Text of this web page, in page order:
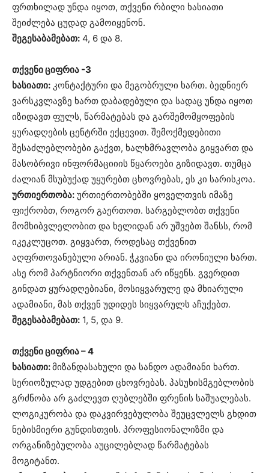
ფრთხილად უნდა იყოთ, თქვენი რბილი ხასიათი
შეიძლება ცუდად გამოიყენონ.
შეგესაბამებათ: 4, 6 და 8.
თქვენი ციფრია -3
ხასიათი: კონტაქტური და მეგობრული ხართ. ბედნიერ
ვარსკვლავზე ხართ დაბადებული და სადაც უნდა იყოთ
იზიდავთ ფულს, წარმატებას და გარშემომყოფების
ყურადღების ცენტრში ექცევით. შემოქმედებითი
შესაძლებლობები გაქვთ, ხალხმრავლობა გიყვართ და
მასობრივი ინფორმაციიის წყაროები გიზიდავთ. თუმცა
ძალიან მსუბუქად უყურებთ ცხოვრებას, ეს კი სარისკოა.
ურთიერთობა: ურთიერთობებში ყოველთვის იმაზე
ფიქრობთ, როგორ გაერთოთ. სარგებლობთ თქვენი
მომხიბვლელობით და ხელიდან არ უშვებთ შანსს, რომ
იკეკლუცოთ. გიყვართ, როდესაც თქვენით
აღფრთოვანებული არიან. ჭკვიანი და ირონიული ხართ.
ასე რომ პარტნიორი თქვენთან არ იწყენს. გვერდით
გინდათ ყურადღებიანი, მოსიყვარულე და მხიარული
ადამიანი, მას თქვენ უდიდეს სიყვარულს აჩუქებთ.
შეგესაბამებათ: 1, 5, და 9.
თქვენი ციფრია – 4
ხასიათი:მიზანდასახული და სანდო ადამიანი ხართ.
სერიოზულად უდგებით ცხოვრებას. პასუხისმგებლობის
გრძნობა არ გაძლევთ ღუბლებში ფრენის საშუალებას.
ლოგიკურობა და დაკვირვებულობა შეუცვლელს გხდით
ნებისმიერი გუნდისთვის. პროფესიონალიზმი და
ორგანიზებულობა აუცილებლად წარმატებას
მოგიტანთ.